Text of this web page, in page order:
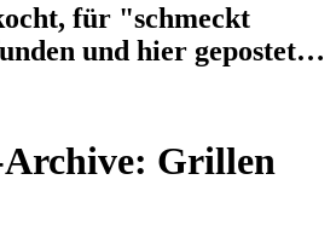
für "schmeckt
und hier gepostet…
Grillen